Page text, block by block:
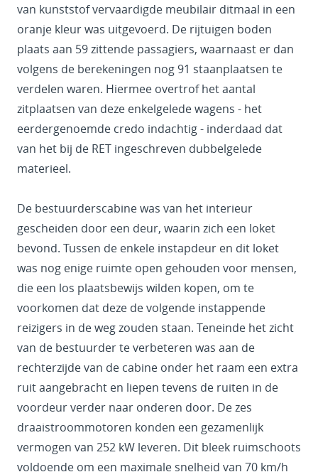
van kunststof vervaardigde meubilair ditmaal in een
oranje kleur was uitgevoerd. De rijtuigen boden
plaats aan 59 zittende passagiers, waarnaast er dan
volgens de berekeningen nog 91 staanplaatsen te
verdelen waren. Hiermee overtrof het aantal
zitplaatsen van deze enkelgelede wagens - het
eerdergenoemde credo indachtig - inderdaad dat
van het bij de RET ingeschreven dubbelgelede
materieel.
De bestuurderscabine was van het interieur
gescheiden door een deur, waarin zich een loket
bevond. Tussen de enkele instapdeur en dit loket
was nog enige ruimte open gehouden voor mensen,
die een los plaatsbewijs wilden kopen, om te
voorkomen dat deze de volgende instappende
reizigers in de weg zouden staan. Teneinde het zicht
van de bestuurder te verbeteren was aan de
rechterzijde van de cabine onder het raam een extra
ruit aangebracht en liepen tevens de ruiten in de
voordeur verder naar onderen door. De zes
draaistroommotoren konden een gezamenlijk
vermogen van 252 kW leveren. Dit bleek ruimschoots
voldoende om een maximale snelheid van 70 km/h